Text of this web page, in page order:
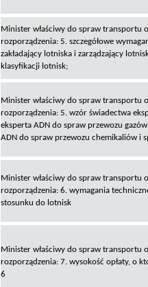
Minister właściwy do spraw transportu
rozporządzenia: 5. szczegółowe
zakładający lotniska i zarządzający
klasyfikacji lotnisk;
Minister właściwy do spraw transportu
rozporządzenia: 5. wzór świadectwa
eksperta ADN do spraw przewozu
ADN do spraw przewozu chemikaliów i
Minister właściwy do spraw transportu
rozporządzenia: 6. wymagania
stosunku do lotnisk
Minister właściwy do spraw transportu
rozporządzenia: 7. wysokość opłaty, o
6